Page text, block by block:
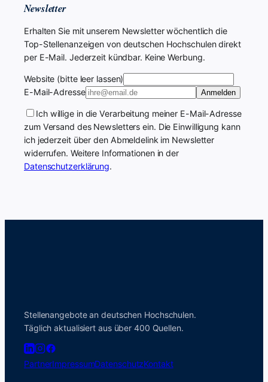
Newsletter
Erhalten Sie mit unserem Newsletter wöchentlich die
Top-Stellenanzeigen von deutschen Hochschulen direkt
per E-Mail. Jederzeit kündbar. Keine Werbung.
Website (bitte leer lassen)
E-Mail-Adresse
Anmelden
Ich willige in die Verarbeitung meiner E-Mail-Adresse
zum Versand des Newsletters ein. Die Einwilligung kann
ich jederzeit über den Abmeldelink im Newsletter
widerrufen. Weitere Informationen in der
Datenschutzerklärung.
Stellenangebote an deutschen Hochschulen.
Täglich aktualisiert aus über 400 Quellen.
PartnerImpressumDatenschutzKontakt